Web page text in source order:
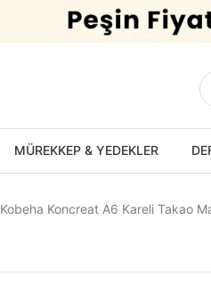
MÜREKKEP & YEDEKLER
Kobeha Koncreat A6 Kareli Takao